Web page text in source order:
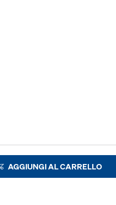
AGGIUNGI AL CARRELLO